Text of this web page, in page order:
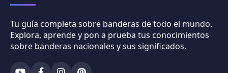
Tu guía completa sobre banderas de todo el mundo.
Explora, aprende y pon a prueba tus conocimientos
sobre banderas nacionales y sus significados.